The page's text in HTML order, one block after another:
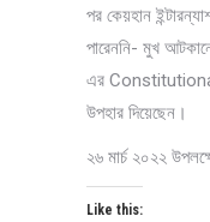
পর কেয়হান
পারেননি- মুখ
এর
উপহার দিয়েছেন।
২৬ মার্চ ২০২২
Like this: